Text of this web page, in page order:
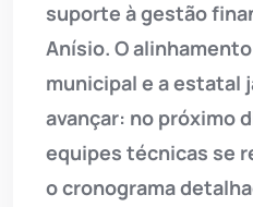
suporte à gestão
Anísio. O
municipal e a estatal
avançar: no próximo
equipes técnicas se
o cronograma